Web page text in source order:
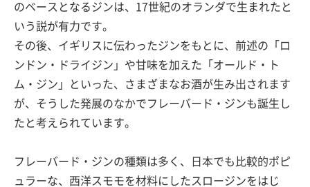
のベースとなるジンは、17世紀のオランダで生まれたと
いう説が有力です。
その後、イギリスに伝わったジンをもとに、前述の「ロ
ンドン・ドライジン」や甘味を加えた「オールド・ト
ム・ジン」といった、さまざまなお酒が生み出されます
が、そうした発展のなかでフレーバード・ジンも誕生し
たと考えられています。
フレーバード・ジンの種類は多く、日本でも比較的ポピ
ュラーな、西洋スモモを材料にしたスロージンをはじ